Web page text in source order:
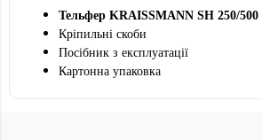
Тельфер KRAISSMANN SH 250/500
Кріпильні скоби
Посібник з експлуатації
Картонна упаковка